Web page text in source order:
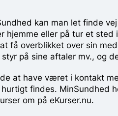
kan man let finde
hjemme eller på tur et
få overblikket over sin
på sine aftaler mv., og
at have været i kontakt
findes. MinSundhed
om på eKurser.nu.